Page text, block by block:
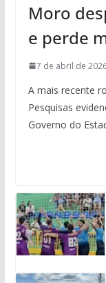
Moro
e perde
7 de abril de
A mais recente
Pesquisas
Governo do